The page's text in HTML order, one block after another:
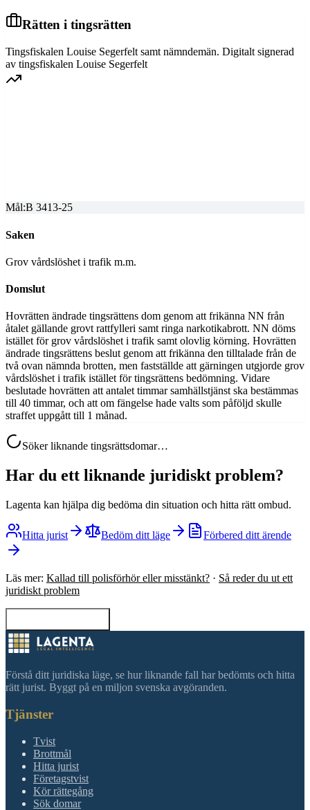
Rätten i tingsrätten
Tingsfiskalen Louise Segerfelt samt nämndemän. Digitalt signerad
av tingsfiskalen Louise Segerfelt
Mål:B 3413-25
Saken
Grov vårdslöshet i trafik m.m.
Domslut
Hovrätten ändrade tingsrättens dom genom att frikänna NN från
åtalet gällande grovt rattfylleri samt ringa narkotikabrott. NN döms
istället för grov vårdslöshet i trafik samt olovlig körning. Hovrätten
ändrade tingsrättens beslut genom att frikänna den tilltalade från de
två ovan nämnda brotten, men fastställde att gärningen utgjorde grov
vårdslöshet i trafik istället för tingsrättens bedömning. Vidare
beslutade hovrätten att antalet timmar samhällstjänst ska bestämmas
till 40 timmar, och att om fängelse hade valts som påföljd skulle
straffet uppgått till 1 månad.
Söker liknande tingsrättsdomar…
Har du ett liknande juridiskt problem?
Lagenta kan hjälpa dig bedöma din situation och hitta rätt ombud.
Hitta jurist Bedöm ditt läge Förbered ditt ärende
Läs mer: Kallad till polisförhör eller misstänkt? · Så reder du ut ett
juridiskt problem
Förstå ditt juridiska läge, se hur liknande fall har bedömts och hitta
rätt jurist. Byggt på en miljon svenska avgöranden.
Tjänster
Tvist
Brottmål
Hitta jurist
Företagstvist
Kör rättegång
Sök domar